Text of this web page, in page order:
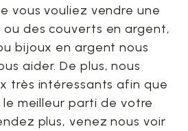
vous vouliez vendre une
des couverts en argent,
bijoux en argent nous
aider. De plus, nous
très intéressants afin que
meilleur parti de votre
plus, venez nous voir